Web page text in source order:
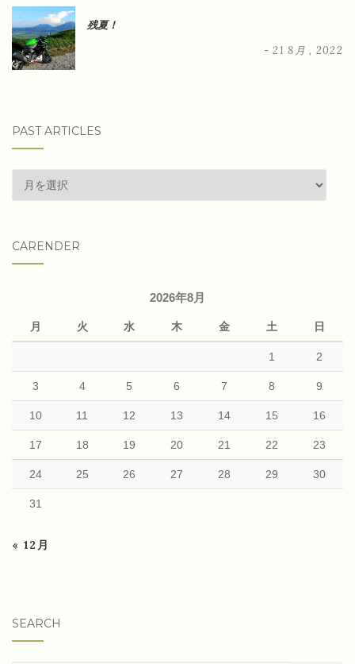
残夏！
- 21 8月 , 2022
PAST ARTICLES
past
articles
CARENDER
2026年8月
月 火 水 木 金 土 日
1 2
3 4 5 6 7 8 9
10 11 12 13 14 15 16
17 18 19 20 21 22 23
24 25 26 27 28 29 30
31
« 12月
SEARCH